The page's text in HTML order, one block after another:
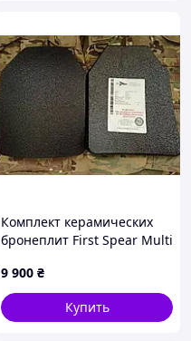
Комплект керамических
бронеплит First Spear Multi
XL 27×35 см Бронеплиты 3
класс США
9 900 ₴
Купить